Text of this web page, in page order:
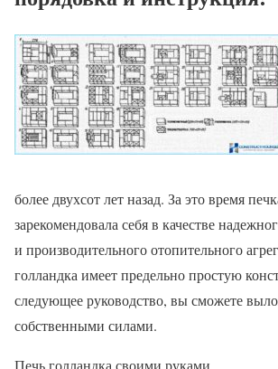
более двухсот лет назад. За это время
зарекомендовала себя в качестве
и производительного отопительного
голландка имеет предельно простую
следующее руководство, вы сможете
собственными силами.
Печь голландка своими руками